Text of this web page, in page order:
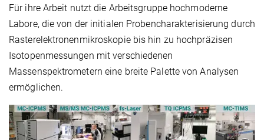
Für ihre Arbeit nutzt die Arbeitsgruppe hochmoderne
Labore, die von der initialen Probencharakterisierung durch
Rasterelektronenmikroskopie bis hin zu hochpräzisen
Isotopenmessungen mit verschiedenen
Massenspektrometern eine breite Palette von Analysen
ermöglichen.